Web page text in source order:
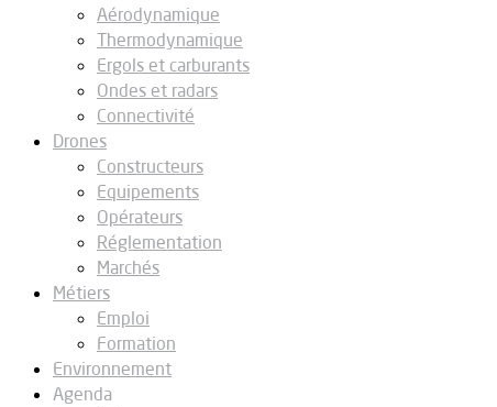
Aérodynamique
Thermodynamique
Ergols et carburants
Ondes et radars
Connectivité
Drones
Constructeurs
Equipements
Opérateurs
Réglementation
Marchés
Métiers
Emploi
Formation
Environnement
Agenda